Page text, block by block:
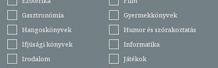
Gasztronómia
Gyermekkönyvek
Hangoskönyvek
Humor és szórakoztatás
Ifjúsági könyvek
Informatika
Irodalom
Játékok